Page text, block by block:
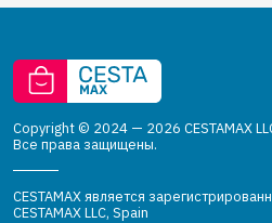
Copyright © 2024 — 2026 CESTAMAX
Все права защищены.
CESTAMAX является
CESTAMAX LLC, Spain